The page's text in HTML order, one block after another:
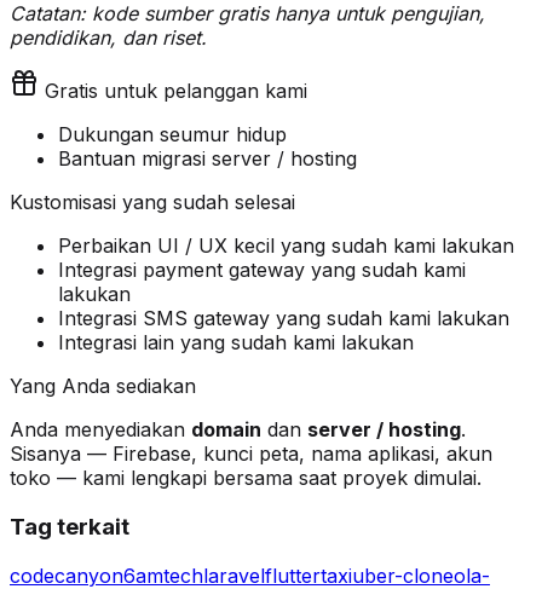
Catatan: kode sumber gratis hanya untuk pengujian,
pendidikan, dan riset.
Gratis untuk pelanggan kami
Dukungan seumur hidup
Bantuan migrasi server / hosting
Kustomisasi yang sudah selesai
Perbaikan UI / UX kecil yang sudah kami lakukan
Integrasi payment gateway yang sudah kami
lakukan
Integrasi SMS gateway yang sudah kami lakukan
Integrasi lain yang sudah kami lakukan
Yang Anda sediakan
Anda menyediakan domain dan server / hosting.
Sisanya — Firebase, kunci peta, nama aplikasi, akun
toko — kami lengkapi bersama saat proyek dimulai.
Tag terkait
codecanyon6amtechlaravelfluttertaxiuber-cloneola-